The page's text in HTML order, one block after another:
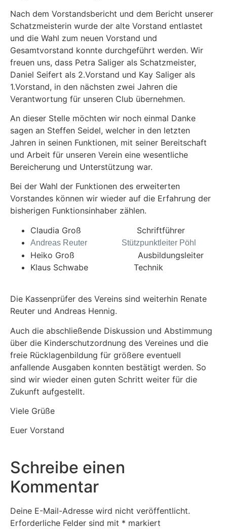
Nach dem Vorstandsbericht und dem Bericht unserer
Schatzmeisterin wurde der alte Vorstand entlastet
und die Wahl zum neuen Vorstand und
Gesamtvorstand konnte durchgeführt werden. Wir
freuen uns, dass Petra Saliger als Schatzmeister,
Daniel Seifert als 2.Vorstand und Kay Saliger als
1.Vorstand, in den nächsten zwei Jahren die
Verantwortung für unseren Club übernehmen.
An dieser Stelle möchten wir noch einmal Danke
sagen an Steffen Seidel, welcher in den letzten
Jahren in seinen Funktionen, mit seiner Bereitschaft
und Arbeit für unseren Verein eine wesentliche
Bereicherung und Unterstützung war.
Bei der Wahl der Funktionen des erweiterten
Vorstandes können wir wieder auf die Erfahrung der
bisherigen Funktionsinhaber zählen.
Claudia Groß Schriftführer
Andreas Reuter Stützpunktleiter Pöhl
Heiko Groß Ausbildungsleiter
Klaus Schwabe Technik
Die Kassenprüfer des Vereins sind weiterhin Renate
Reuter und Andreas Hennig.
Auch die abschließende Diskussion und Abstimmung
über die Kinderschutzordnung des Vereines und die
freie Rücklagenbildung für größere eventuell
anfallende Ausgaben konnten bestätigt werden. So
sind wir wieder einen guten Schritt weiter für die
Zukunft aufgestellt.
Viele Grüße
Euer Vorstand
Schreibe einen
Kommentar
Deine E-Mail-Adresse wird nicht veröffentlicht.
Erforderliche Felder sind mit * markiert